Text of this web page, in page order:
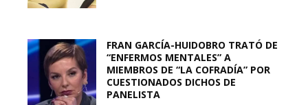
FRAN GARCÍA-HUIDOBRO TRATÓ DE
“ENFERMOS MENTALES” A
MIEMBROS DE “LA COFRADÍA” POR
CUESTIONADOS DICHOS DE
PANELISTA